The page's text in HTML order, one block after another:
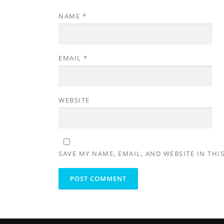
NAME *
EMAIL *
WEBSITE
SAVE MY NAME, EMAIL, AND WEBSITE IN